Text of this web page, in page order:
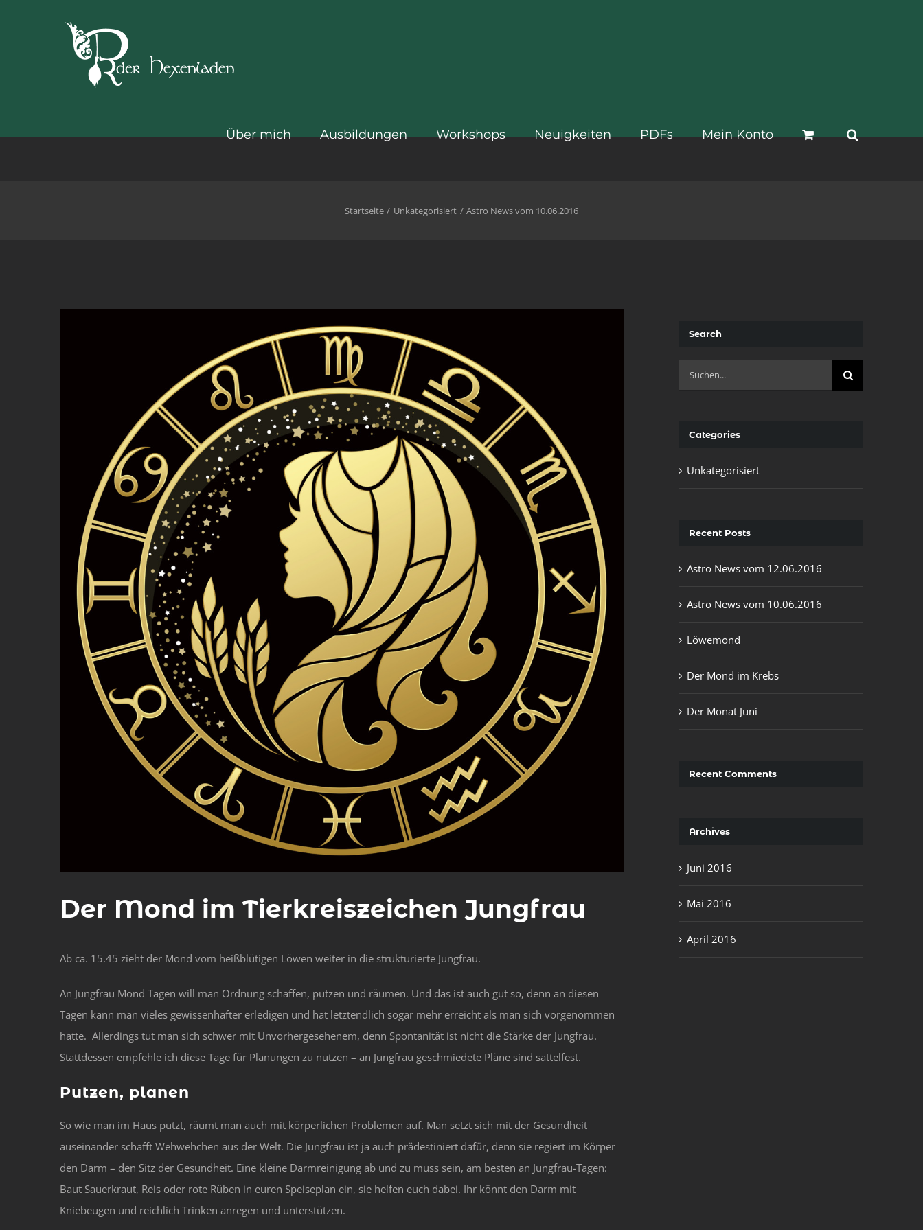
Über mich Ausbildungen Workshops Neuigkeiten PDFs Mein Konto
Startseite Unkategorisiert Astro News vom 10.06.2016
Der Mond im Tierkreiszeichen Jungfrau
Ab ca. 15.45 zieht der Mond vom heißblütigen Löwen weiter in die strukturierte Jungfrau.
An Jungfrau Mond Tagen will man Ordnung schaffen, putzen und räumen. Und das ist auch gut so, denn an diesen
Tagen kann man vieles gewissenhafter erledigen und hat letztendlich sogar mehr erreicht als man sich vorgenommen
hatte. Allerdings tut man sich schwer mit Unvorhergesehenem, denn Spontanität ist nicht die Stärke der Jungfrau.
Stattdessen empfehle ich diese Tage für Planungen zu nutzen – an Jungfrau geschmiedete Pläne sind sattelfest.
Putzen, planen
So wie man im Haus putzt, räumt man auch mit körperlichen Problemen auf. Man setzt sich mit der Gesundheit
auseinander schafft Wehwehchen aus der Welt. Die Jungfrau ist ja auch prädestiniert dafür, denn sie regiert im Körper
den Darm – den Sitz der Gesundheit. Eine kleine Darmreinigung ab und zu muss sein, am besten an Jungfrau-Tagen:
Baut Sauerkraut, Reis oder rote Rüben in euren Speiseplan ein, sie helfen euch dabei. Ihr könnt den Darm mit
Kniebeugen und reichlich Trinken anregen und unterstützen.
Search
Suche
nach:
Categories
Unkategorisiert
Recent Posts
Astro News vom 12.06.2016
Astro News vom 10.06.2016
Löwemond
Der Mond im Krebs
Der Monat Juni
Recent Comments
Archives
Juni 2016
Mai 2016
April 2016